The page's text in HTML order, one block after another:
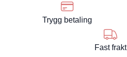
Trygg betaling
Fast frakt